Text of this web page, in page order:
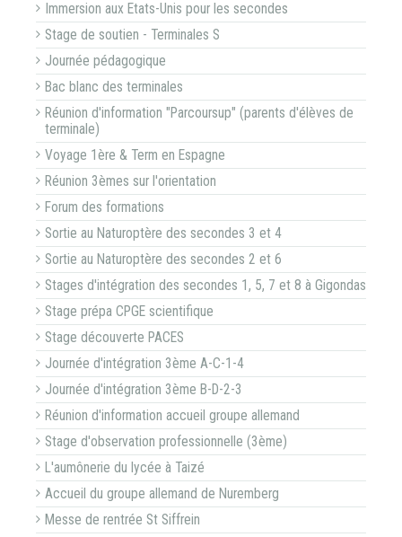
Immersion aux Etats-Unis pour les secondes
Stage de soutien - Terminales S
Journée pédagogique
Bac blanc des terminales
Réunion d'information "Parcoursup" (parents d'élèves de
terminale)
Voyage 1ère & Term en Espagne
Réunion 3èmes sur l'orientation
Forum des formations
Sortie au Naturoptère des secondes 3 et 4
Sortie au Naturoptère des secondes 2 et 6
Stages d'intégration des secondes 1, 5, 7 et 8 à Gigondas
Stage prépa CPGE scientifique
Stage découverte PACES
Journée d'intégration 3ème A-C-1-4
Journée d'intégration 3ème B-D-2-3
Réunion d'information accueil groupe allemand
Stage d'observation professionnelle (3ème)
L'aumônerie du lycée à Taizé
Accueil du groupe allemand de Nuremberg
Messe de rentrée St Siffrein